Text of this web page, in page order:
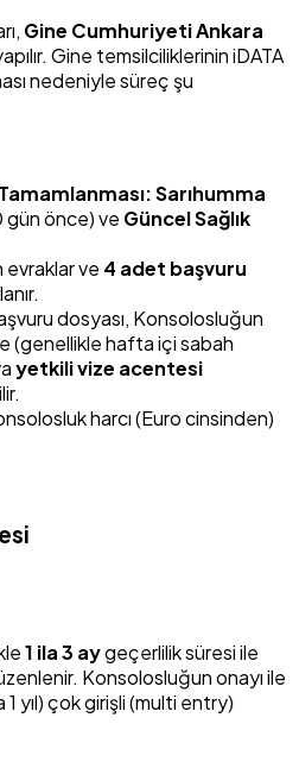
Gine Cumhuriyeti Ankara
Gine temsilciliklerinin iDATA
nedeniyle süreç şu
Sarıhumma
önce) ve Güncel Sağlık
evraklar ve 4 adet başvuru
dosyası, Konsolosluğun
(genellikle hafta içi sabah
yetkili vize acentesi
harcı (Euro cinsinden)
1 ila 3 aygeçerlilik süresi ile
Konsolosluğun onayı ile
yıl) çok girişli (multi entry)